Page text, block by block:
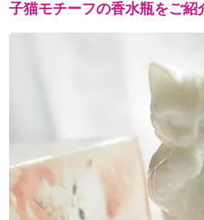
子猫モチーフの香水瓶をご紹